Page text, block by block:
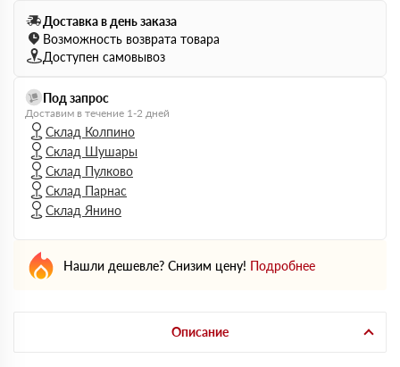
Доставка в день заказа
Возможность возврата товара
Доступен самовывоз
Под запрос
Доставим в течение 1-2 дней
Склад Колпино
Склад Шушары
Склад Пулково
Склад Парнас
Склад Янино
Нашли дешевле? Снизим цену! Подробнее
Описание